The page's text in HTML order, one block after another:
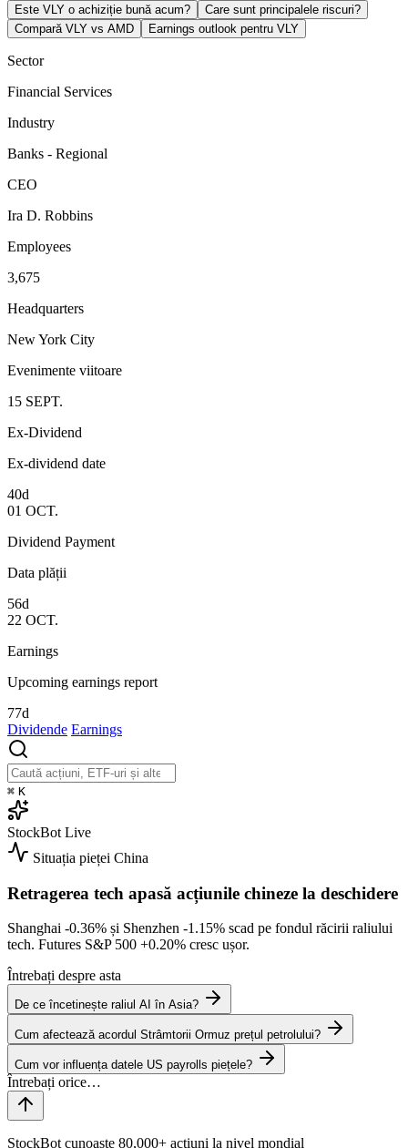
Este VLY o achiziție bună acum?
Care sunt principalele riscuri?
Compară VLY vs AMD
Earnings outlook pentru VLY
Sector
Financial Services
Industry
Banks - Regional
CEO
Ira D. Robbins
Employees
3,675
Headquarters
New York City
Evenimente viitoare
15 SEPT.
Ex-Dividend
Ex-dividend date
40d
01 OCT.
Dividend Payment
Data plății
56d
22 OCT.
Earnings
Upcoming earnings report
77d
Dividende Earnings
⌘ K
StockBot Live
Situația pieței China
Retragerea tech apasă acțiunile chineze la deschidere
Shanghai -0.36% și Shenzhen -1.15% scad pe fondul răcirii raliului
tech. Futures S&P 500 +0.20% cresc ușor.
Întrebați despre asta
De ce încetinește raliul AI în Asia?
Cum afectează acordul Strâmtorii Ormuz prețul petrolului?
Cum vor influența datele US payrolls piețele?
StockBot cunoaște 80,000+ acțiuni la nivel mondial